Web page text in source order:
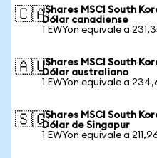
🇨🇦iShares MSCI South
Dólar canadiense
1 EWYon equivale a
🇦🇺iShares MSCI South
Dólar australiano
1 EWYon equivale a
🇸🇬iShares MSCI South
Dólar de Singapur
1 EWYon equivale a